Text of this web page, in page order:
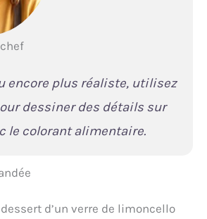
encore plus réaliste, utilisez
dessiner des détails sur
le colorant alimentaire.
d’un verre de limoncello